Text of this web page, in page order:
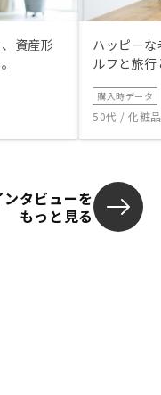
資産形
ハッピー
ルフと旅
購入時データ
50代 / 化粧
タビューを
もっと見る